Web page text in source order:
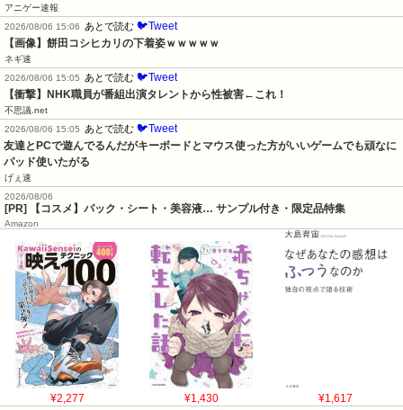
アニゲー速報
2026/08/06 15:06
あとで読む 🐦Tweet
【画像】餅田コシヒカリの下着姿ｗｗｗｗｗ
ネギ速
2026/08/06 15:05
あとで読む 🐦Tweet
【衝撃】NHK職員が番組出演タレントから性被害←これ！
不思議.net
2026/08/06 15:05
あとで読む 🐦Tweet
友達とPCで遊んでるんだがキーボードとマウス使った方がいいゲームでも頑なに
パッド使いたがる
げぇ速
2026/08/06
[PR] 【コスメ】パック・シート・美容液… サンプル付き・限定品特集
Amazon
¥2,277 ¥1,430 ¥1,617